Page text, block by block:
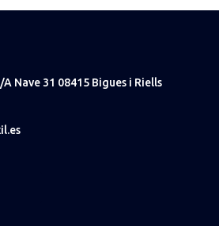
Nave 31 08415 Bigues i Riells